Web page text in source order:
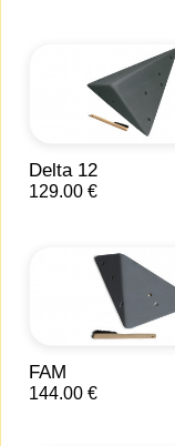
Delta 12
129.00 €
FAM
144.00 €